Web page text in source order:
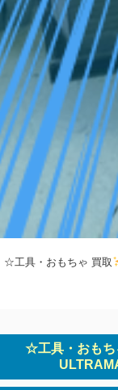
☆工具・おもちゃ 買取
☆工具・おもち